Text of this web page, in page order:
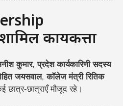
कार्यकर्त्ता
कुमार,प्रदेश कार्यकारिणी सदस्य
जयसवाल,कॉलेज मंत्री रितिक
छात्र-छात्राएँ मौजूद रहे।